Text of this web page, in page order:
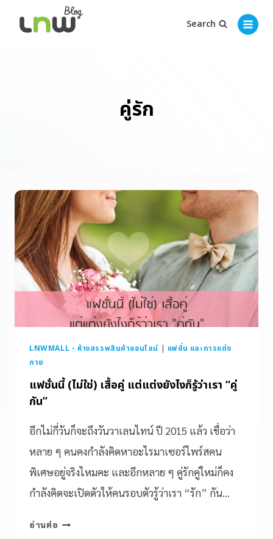
Search
คู่รัก
LNWMALL - ห้างสรรพสินค้าออนไลน์ | แฟชั่น และการแต่ง
กาย
แฟชั่นนี้ (ไม่ใช่) เสื้อคู่ แต่แต่งยังไงก็รู้ว่าเรา “คู่
กัน”
อีกไม่กี่วันก็จะถึงวันวาเลนไทน์ ปี 2015 แล้ว เชื่อว่า
หลาย ๆ คนคงกำลังคิดหาอะไรมาเซอร์ไพร์สคน
พิเศษอยู่จริงไหมคะ และอีกหลาย ๆ คู่รักคู่ใหม่ก็คง
กำลังคิดจะเปิดตัวให้คนรอบตัวรู้ว่าเรา “รัก” กัน…
อ่านต่อ